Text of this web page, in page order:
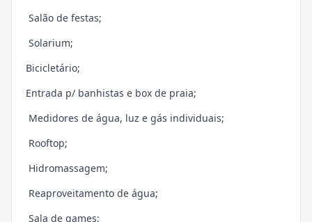
Salão de festas;
Solarium;
Bicicletário;
Entrada p/ banhistas e box de praia;
Medidores de água, luz e gás individuais;
Rooftop;
Hidromassagem;
Reaproveitamento de água;
Sala de games;